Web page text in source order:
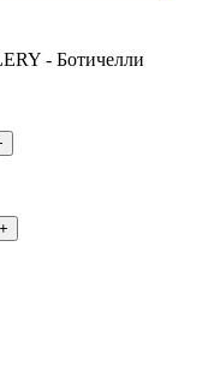
- Ботичелли
+